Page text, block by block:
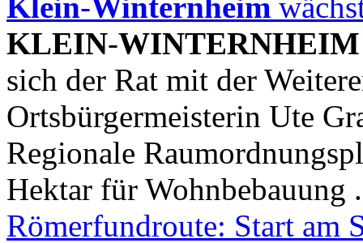
KLEIN-WINTERNHEIM
sich der Rat mit der
Ortsbürgermeisterin Ute
Regionale
Hektar für Wohnbebauung
Römerfundroute: Start am